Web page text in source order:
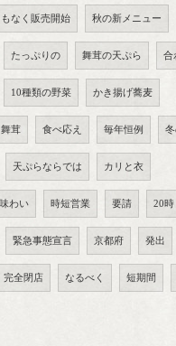
もなく販売開始 秋の新メニュー
たっぷりの 舞茸の天ぷら 合
10種類の野菜 かき揚げ蕎麦
舞茸 食べ応え 毎年恒例
天ぷらならでは カリと衣
わい 時短営業 要請 20時
緊急事態宣言 京都府 発出
完全閉店 なるべく 短期間